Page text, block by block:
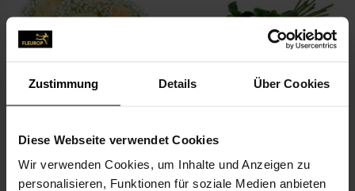
Zustimmung Details Über Cookies
Diese Webseite verwendet Cookies
Wir verwenden Cookies, um Inhalte und Anzeigen zu
personalisieren, Funktionen für soziale Medien anbieten
ab 47,00 €
ab 69,00 €